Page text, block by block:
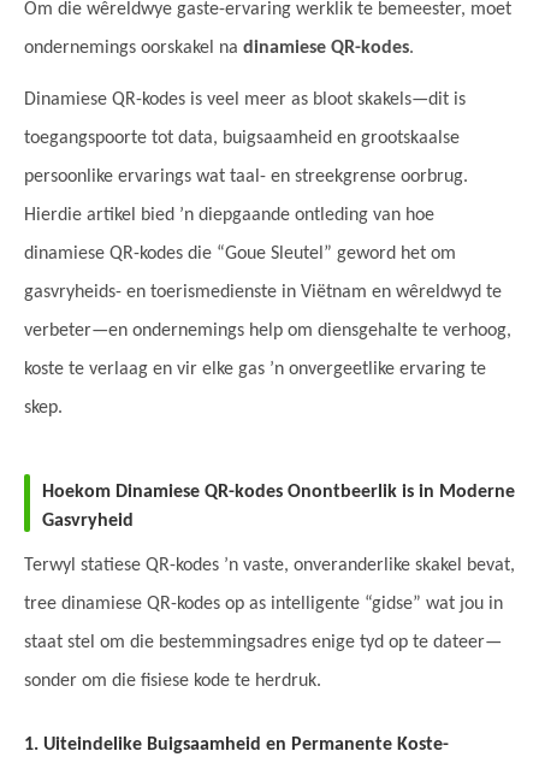
Om die wêreldwye gaste-ervaring werklik te bemeester, moet
ondernemings oorskakel na dinamiese QR-kodes.
Dinamiese QR-kodes is veel meer as bloot skakels—dit is
toegangspoorte tot data, buigsaamheid en grootskaalse
persoonlike ervarings wat taal- en streekgrense oorbrug.
Hierdie artikel bied ’n diepgaande ontleding van hoe
dinamiese QR-kodes die “Goue Sleutel” geword het om
gasvryheids- en toerismedienste in Viëtnam en wêreldwyd te
verbeter—en ondernemings help om diensgehalte te verhoog,
koste te verlaag en vir elke gas ’n onvergeetlike ervaring te
skep.
Hoekom Dinamiese QR-kodes Onontbeerlik is in Moderne
Gasvryheid
Terwyl statiese QR-kodes ’n vaste, onveranderlike skakel bevat,
tree dinamiese QR-kodes op as intelligente “gidse” wat jou in
staat stel om die bestemmingsadres enige tyd op te dateer—
sonder om die fisiese kode te herdruk.
1. Uiteindelike Buigsaamheid en Permanente Koste-